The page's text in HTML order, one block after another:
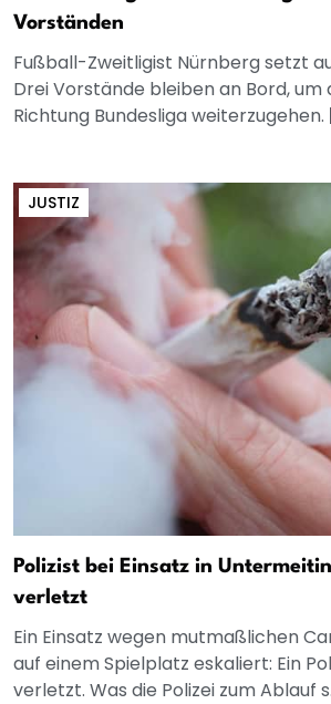
Vorständen
Fußball-Zweitligist Nürnberg setzt
Drei Vorstände bleiben an Bord, um
Richtung Bundesliga weiterzugehen.
JUSTIZ
Polizist bei Einsatz in
verletzt
Ein Einsatz wegen mutmaßlichen
auf einem Spielplatz eskaliert: Ein
verletzt. Was die Polizei zum Ablauf